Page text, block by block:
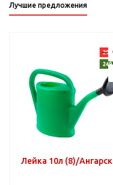
Лучшие предложения
Лейка 10л (8)/Ангарск